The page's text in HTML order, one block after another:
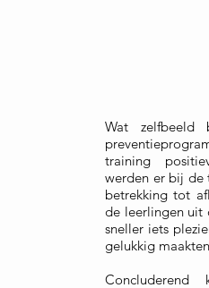
Wat zelfbeeld
training
werden er bij de
betrekking tot
de leerlingen uit
sneller iets
gelukkig